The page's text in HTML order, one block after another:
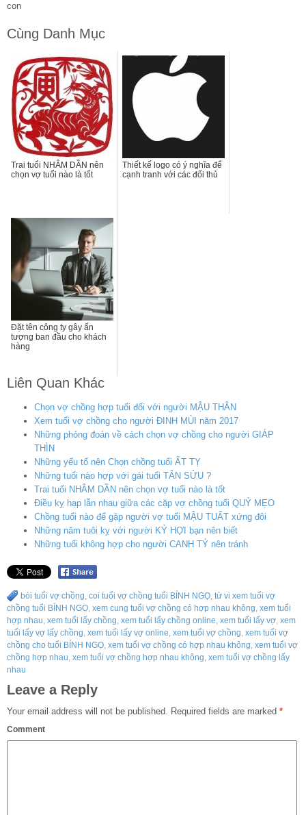
con
Cùng Danh Mục
Trai tuổi NHÂM DẦN nên
chọn vợ tuổi nào là tốt
Thiết kế logo có ý nghĩa để
cạnh tranh với các đối thủ
Đặt tên công ty gây ấn
tượng ban đầu cho khách
hàng
Liên Quan Khác
Chọn vợ chồng hợp tuổi đối với người MẬU THÂN
Xem tuổi vợ chồng cho người ĐINH MÙI năm 2017
Những phỏng đoán về cách chọn vợ chồng cho người GIÁP
THÌN
Những yếu tố nên Chọn chồng tuổi ẤT TỴ
Những tuổi nào hợp với gái tuổi TÂN SỬU ?
Trai tuổi NHÂM DẦN nên chọn vợ tuổi nào là tốt
Điều kỵ hạp lẫn nhau giữa các cặp vợ chồng tuổi QUÝ MẸO
Chồng tuổi nào để gặp người vợ tuổi MẬU TUẤT xứng đôi
Những năm tuôi kỵ với người KỶ HỢI bạn nên biết
Những tuổi không hợp cho người CANH TÝ nên tránh
bói tuổi vợ chồng, coi tuổi vợ chồng tuổi BÍNH NGỌ, tử vi xem tuổi vợ
chồng tuổi BÍNH NGỌ, xem cung tuổi vợ chồng có hợp nhau không, xem tuổi
hợp nhau, xem tuổi lấy chồng, xem tuổi lấy chồng online, xem tuổi lấy vợ, xem
tuổi lấy vợ lấy chồng, xem tuổi lấy vợ online, xem tuổi vợ chồng, xem tuổi vợ
chồng cho tuổi BÍNH NGỌ, xem tuổi vợ chồng có hợp nhau không, xem tuổi vợ
chồng hợp nhau, xem tuổi vợ chồng hợp nhau không, xem tuổi vợ chồng lấy
nhau
Leave a Reply
Your email address will not be published. Required fields are marked *
Comment